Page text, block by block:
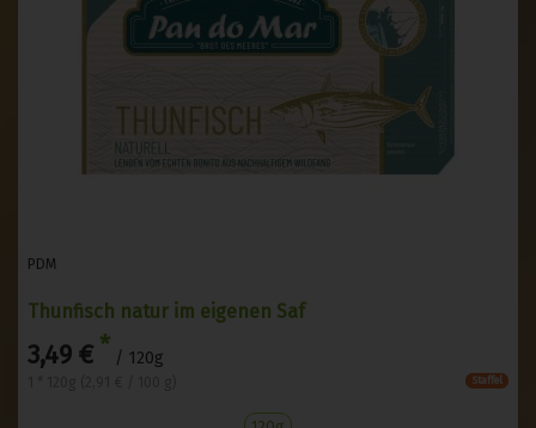
PDM
Thunfisch natur im eigenen Saf
3,49 € * / 120g
Staffel